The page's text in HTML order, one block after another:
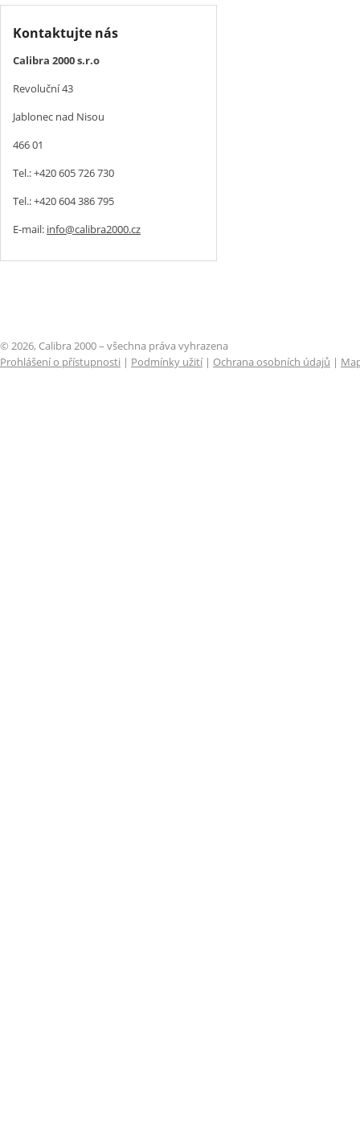
Kontaktujte nás
Calibra 2000 s.r.o
Revoluční 43
Jablonec nad Nisou
466 01
Tel.: +420 605 726 730
Tel.: +420 604 386 795
E-mail: info@calibra2000.cz
© 2026, Calibra 2000 – všechna práva vyhrazena
Prohlášení o přístupnosti | Podmínky užití| Ochrana osobních údajů |